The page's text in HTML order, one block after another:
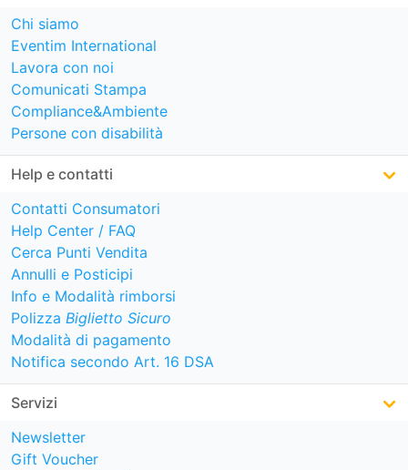
Chi siamo
Eventim International
Lavora con noi
Comunicati Stampa
Compliance&Ambiente
Persone con disabilità
Help e contatti
Contatti Consumatori
Help Center / FAQ
Cerca Punti Vendita
Annulli e Posticipi
Info e Modalità rimborsi
Polizza Biglietto Sicuro
Modalità di pagamento
Notifica secondo Art. 16 DSA
Servizi
Newsletter
Gift Voucher